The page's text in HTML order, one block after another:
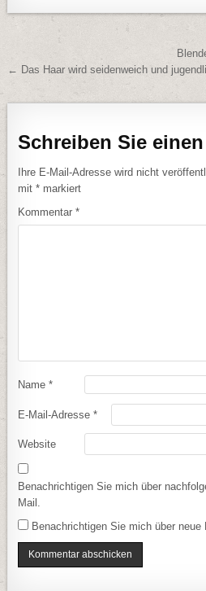
← Das Haar wird seidenweich und
Schreiben Sie
Ihre E-Mail-Adresse wird nicht
mit* markiert
Kommentar*
Name*
E-Mail-Adresse*
Website
Benachrichtigen Sie mich über
Mail.
Benachrichtigen Sie mich über neue